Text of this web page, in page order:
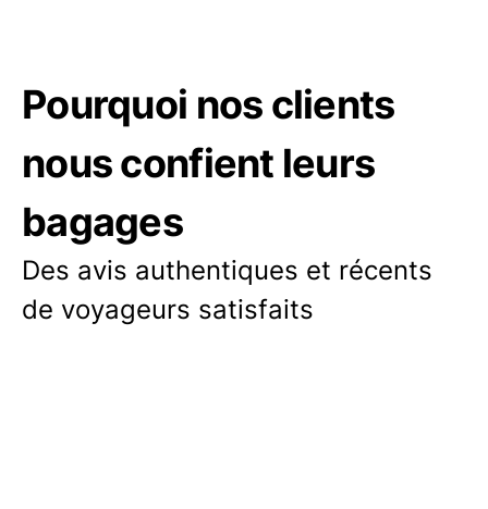
Pourquoi nos clients
nous confient leurs
bagages
Des avis authentiques et récents
de voyageurs satisfaits